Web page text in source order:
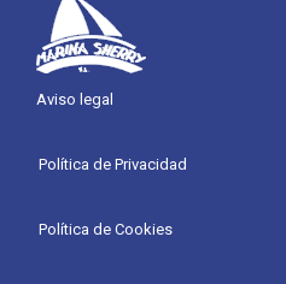
Aviso legal
Política de Privacidad
Política de Cookies